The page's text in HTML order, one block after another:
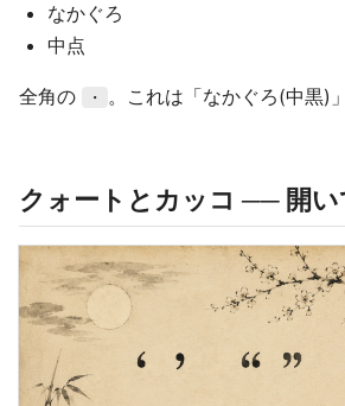
なかぐろ
中点
全角の ・ 。これは「なかぐろ(中黒)
クォートとカッコ ── 開